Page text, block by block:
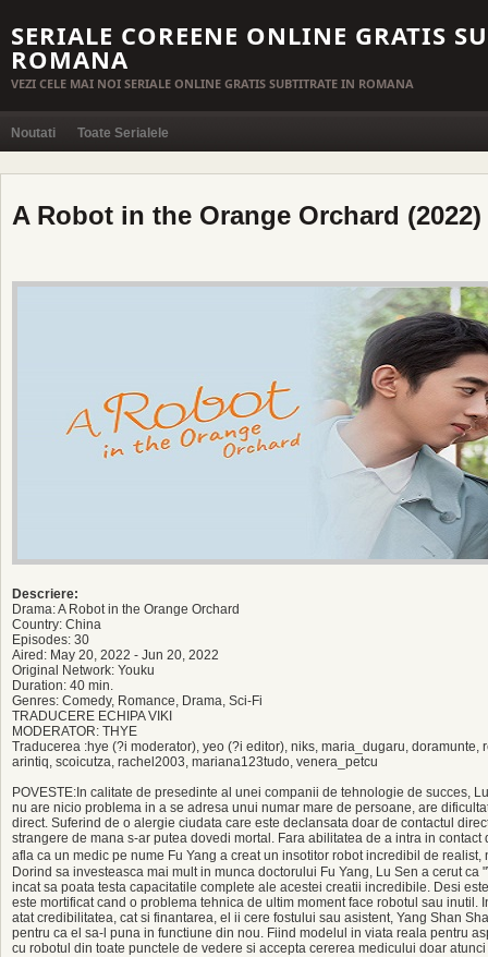
SERIALE COREENE ONLINE GRATIS
ROMANA
VEZI CELE MAI NOI SERIALE ONLINE GRATIS SUBTITRATE IN ROMANA
Noutati Toate Serialele
A Robot in the Orange Orchard (2022)
Descriere:
Drama: A Robot in the Orange Orchard
Country: China
Episodes: 30
Aired: May 20, 2022 - Jun 20, 2022
Original Network: Youku
Duration: 40 min.
Genres: Comedy, Romance, Drama, Sci-Fi
TRADUCERE ECHIPA VIKI
MODERATOR: THYE
Traducerea :hye (?i moderator), yeo (?i editor), niks, maria_dugaru, doramunte,
arintiq, scoicutza, rachel2003, mariana123tudo, venera_petcu
POVESTE:In calitate de presedinte al unei companii de tehnologie de succes,
nu are nicio problema in a se adresa unui numar mare de persoane, are
direct. Suferind de o alergie ciudata care este declansata doar de contactul
strangere de mana s-ar putea dovedi mortal. Fara abilitatea de a intra in
afla ca un medic pe nume Fu Yang a creat un insotitor robot incredibil de
Dorind sa investeasca mai mult in munca doctorului Fu Yang, Lu Sen a cerut
incat sa poata testa capacitatile complete ale acestei creatii incredibile. Desi
este mortificat cand o problema tehnica de ultim moment face robotul sau
atat credibilitatea, cat si finantarea, el ii cere fostului sau asistent, Yang Shan
pentru ca el sa-l puna in functiune din nou. Fiind modelul in viata reala pentru
cu robotul din toate punctele de vedere si accepta cererea medicului doar